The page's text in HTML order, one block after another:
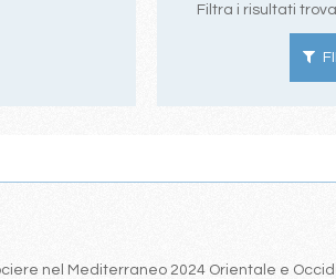
Filtra i risultati
nel Mediterraneo 2024 Orientale e